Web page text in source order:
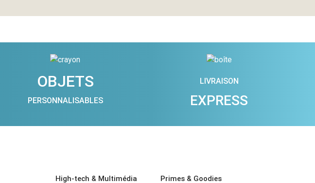
OBJETS
PERSONNALISABLES
LIVRAISON
EXPRESS
High-tech & Multimédia Primes & Goodies